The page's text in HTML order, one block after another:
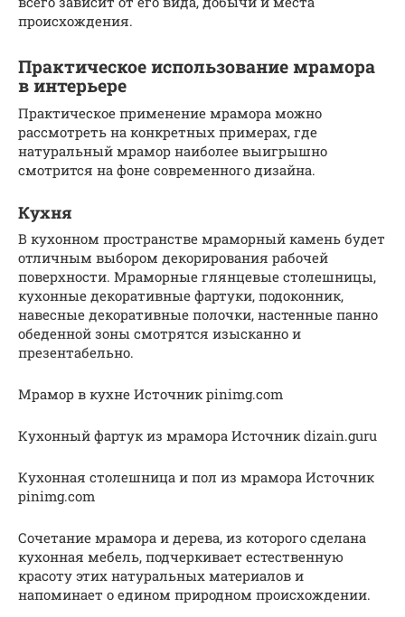
происхождения.
Практическое использование мрамора
в интерьере
Практическое применение мрамора можно
рассмотреть на конкретных примерах, где
натуральный мрамор наиболее выигрышно
смотрится на фоне современного дизайна.
Кухня
В кухонном пространстве мраморный камень будет
отличным выбором декорирования рабочей
поверхности. Мраморные глянцевые столешницы,
кухонные декоративные фартуки, подоконник,
навесные декоративные полочки, настенные панно
обеденной зоны смотрятся изысканно и
презентабельно.
Мрамор в кухне Источник pinimg.com
Кухонный фартук из мрамора Источник dizain.guru
Кухонная столешница и пол из мрамора Источник
pinimg.com
Сочетание мрамора и дерева, из которого сделана
кухонная мебель, подчеркивает естественную
красоту этих натуральных материалов и
напоминает о едином природном происхождении.